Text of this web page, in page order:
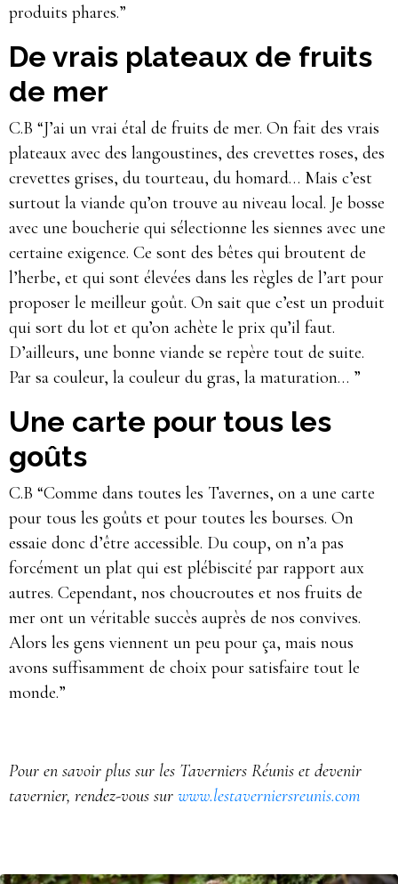
produits phares.”
De vrais plateaux de fruits
de mer
C.B “J’ai un vrai étal de fruits de mer. On fait des vrais
plateaux avec des langoustines, des crevettes roses, des
crevettes grises, du tourteau, du homard… Mais c’est
surtout la viande qu’on trouve au niveau local. Je bosse
avec une boucherie qui sélectionne les siennes avec une
certaine exigence. Ce sont des bêtes qui broutent de
l’herbe, et qui sont élevées dans les règles de l’art pour
proposer le meilleur goût. On sait que c’est un produit
qui sort du lot et qu’on achète le prix qu’il faut.
D’ailleurs, une bonne viande se repère tout de suite.
Par sa couleur, la couleur du gras, la maturation… ”
Une carte pour tous les
goûts
C.B “Comme dans toutes les Tavernes, on a une carte
pour tous les goûts et pour toutes les bourses. On
essaie donc d’être accessible. Du coup, on n’a pas
forcément un plat qui est plébiscité par rapport aux
autres. Cependant, nos choucroutes et nos fruits de
mer ont un véritable succès auprès de nos convives.
Alors les gens viennent un peu pour ça, mais nous
avons suffisamment de choix pour satisfaire tout le
monde.”
Pour en savoir plus sur les Taverniers Réunis et devenir
tavernier, rendez-vous sur www.lestaverniersreunis.com